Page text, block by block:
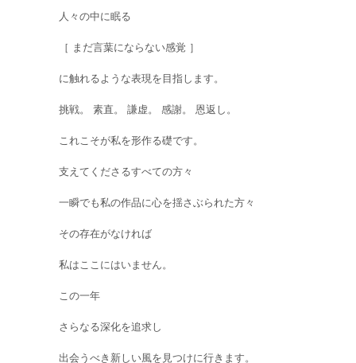
人々の中に眠る
［ まだ言葉にならない感覚 ］
に触れるような表現を目指します。
挑戦。 素直。 謙虚。 感謝。 恩返し。
これこそが私を形作る礎です。
支えてくださるすべての方々
一瞬でも私の作品に心を揺さぶられた方々
その存在がなければ
私はここにはいません。
この一年
さらなる深化を追求し
出会うべき新しい風を見つけに行きます。